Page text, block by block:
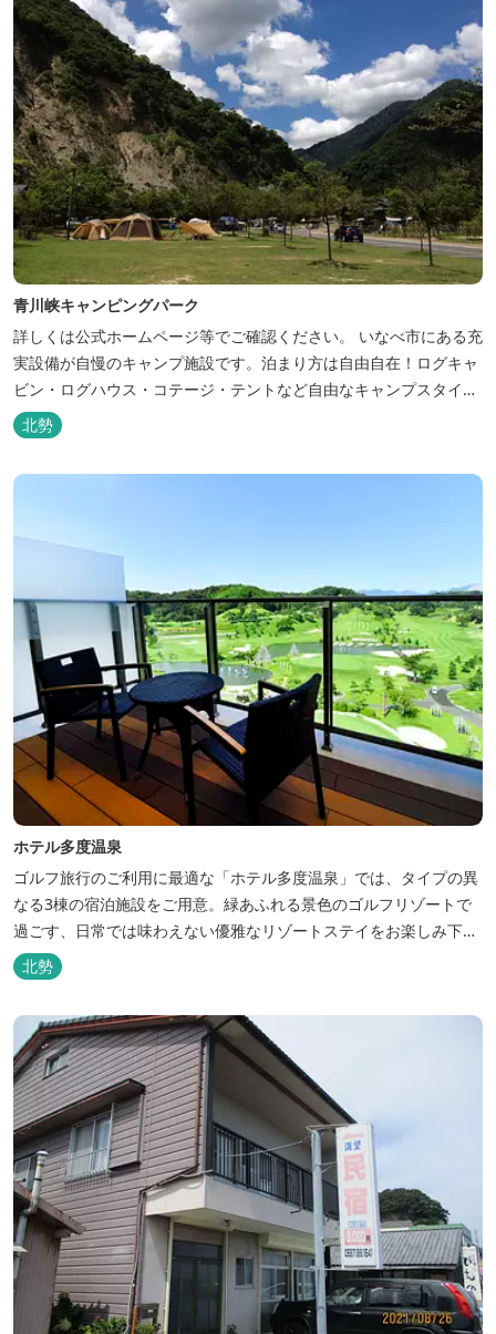
青川峡キャンピングパーク
詳しくは公式ホームページ等でご確認ください。 いなべ市にある充
実設備が自慢のキャンプ施設です。泊まり方は自由自在！ログキャ
ビン・ログハウス・コテージ・テントなど自由なキャンプスタイル
が楽しめます。屋根付きの炭火焼ハウスがありますので、雨や風の
日も快適にバーベキューをお楽しみいただけます。日帰り利用、団
体利用可能。 青少年向けの屋外キャンプ施設、かもしかキャンプフ
北勢
ホテル多度温泉
ゴルフ旅行のご利用に最適な「ホテル多度温泉」では、タイプの異
なる3棟の宿泊施設をご用意。緑あふれる景色のゴルフリゾートで
過ごす、日常では味わえない優雅なリゾートステイをお楽しみ下さ
い。
北勢